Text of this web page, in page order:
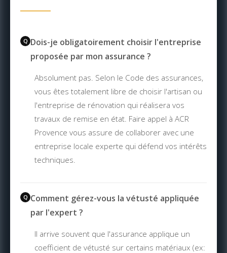
Dois-je obligatoirement choisir l'entreprise
proposée par mon assurance ?
Absolument pas. Selon le Code des assurances,
vous êtes totalement libre de choisir l'artisan ou
l'entreprise de rénovation qui réalisera vos
travaux de remise en état. Faire appel à ACR
Provence vous assure de collaborer avec une
entreprise locale experte qui défend vos intérêts
techniques.
Comment gérez-vous la vétusté appliquée
par l'expert ?
Il arrive souvent que l'assurance applique un
coefficient de vétusté sur certains matériaux (ex: